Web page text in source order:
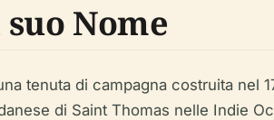
Nome
tenuta di campagna costruita
di Saint Thomas nelle Indie